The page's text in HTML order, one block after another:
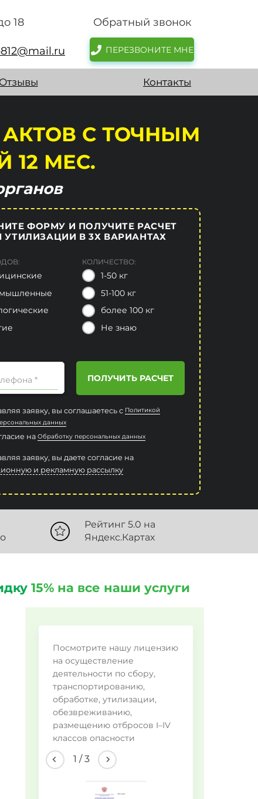
18 Обратный звонок
ПЕРЕЗВОНИТЕ МНЕ
Отзывы Контакты
АКТОВ С ТОЧНЫМ
12 МЕС.
ФОРМУ И ПОЛУЧИТЕ РАСЧЕТ
УТИЛИЗАЦИИ В 3Х ВАРИАНТАХ
КОЛИЧЕСТВО:
1-50 кг
51-100 кг
более 100 кг
Не знаю
* ПОЛУЧИТЬ РАСЧЕТ
заявку, вы соглашаетесь с Политикой
данных
на Обработку персональных данных
заявку, вы даете согласие на
и рекламную рассылку
Рейтинг 5.0 на
Яндекс.Картах
15% на все наши услуги
Посмотрите нашу лицензию
на осуществление
деятельности по сбору,
транспортированию,
обработке, утилизации,
обезвреживанию,
размещению отбросов I–IV
классов опасности
2 /3